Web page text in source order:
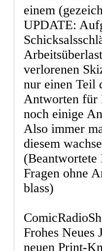
einem
UPDATE:
verlorenen
nur einen Teil
Antworten für
noch einige
Also immer
diesem
(Beantwortete
Fragen ohne
blass)
Frohes Neues
neuen Print-